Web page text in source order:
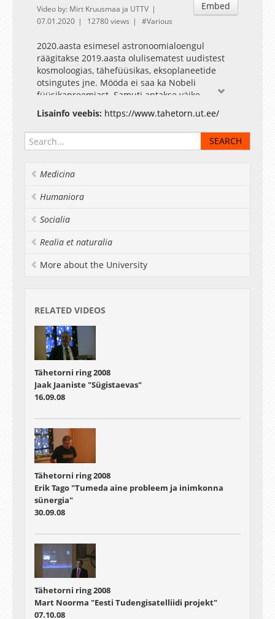
Embed
Video by: Mirt Kruusmaa ja UTTV
07.01.2020
12780 views Various
2020.aasta esimesel astronoomialoengul
räägitakse 2019.aasta olulisematest uudistest
kosmoloogias, tähefüüsikas, eksoplaneetide
otsingutes jne. Mööda ei saa ka Nobeli
füüsikapreemiast. Samuti antakse väike
ettevaade tulevikku.
Loengul kõnelevad Tartu Observatooriumi
astronoomid Indrek Kolka, Juhan Liivamägi ja
Jaan Pelt. Vestlust modereerib Laurits Leedjärv
Lisainfo veebis: https://www.tahetorn.ut.ee/
Medicina
Humaniora
Socialia
Realia et naturalia
More about the University
RELATED VIDEOS
Tähetorni ring 2008
Jaak Jaaniste "Sügistaevas"
16.09.08
Tähetorni ring 2008
Erik Tago "Tumeda aine probleem ja inimkonna
sünergia"
30.09.08
Tähetorni ring 2008
Mart Noorma "Eesti Tudengisatelliidi projekt"
07.10.08